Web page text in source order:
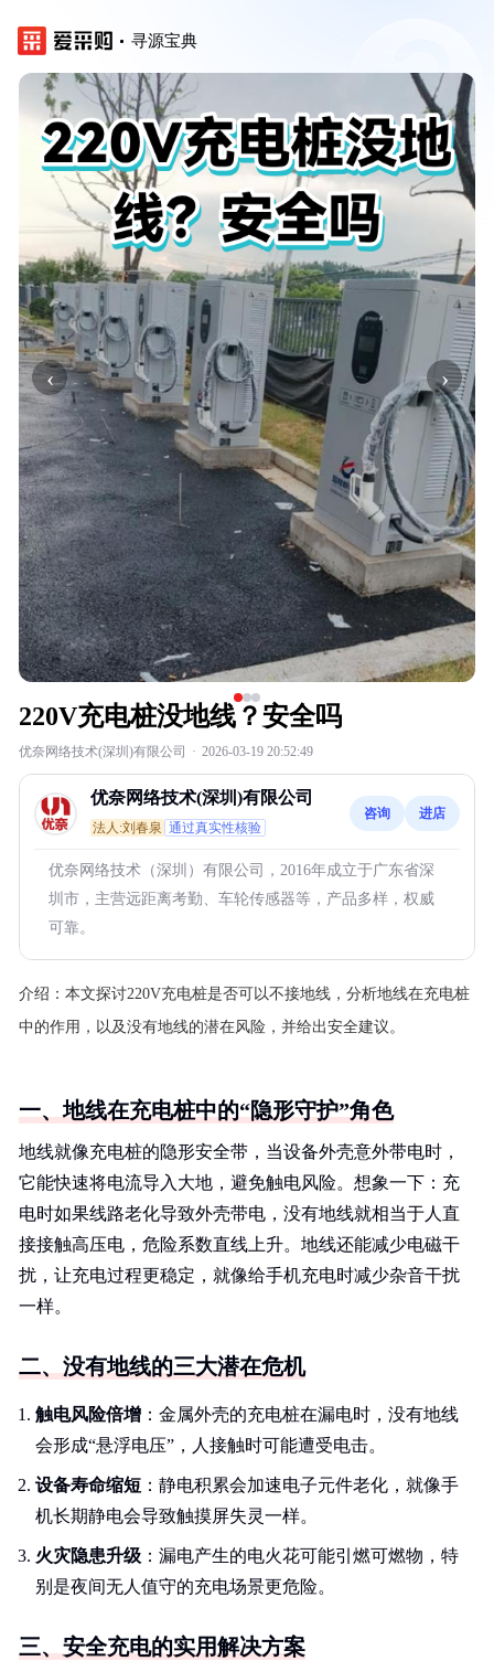
寻源宝典
‹ ›
220V充电桩没地线？安全吗
优奈网络技术(深圳)有限公司 · 2026-03-19 20:52:49
优奈网络技术(深圳)有限公司
法人:刘春泉 通过真实性核验
咨询 进店
优奈网络技术（深圳）有限公司，2016年成立于广东省深
圳市，主营远距离考勤、车轮传感器等，产品多样，权威
可靠。
介绍： 本文探讨220V充电桩是否可以不接地线，分析地线在充电桩
中的作用，以及没有地线的潜在风险，并给出安全建议。
一、地线在充电桩中的“隐形守护”角色
地线就像充电桩的隐形安全带，当设备外壳意外带电时，
它能快速将电流导入大地，避免触电风险。想象一下：充
电时如果线路老化导致外壳带电，没有地线就相当于人直
接接触高压电，危险系数直线上升。地线还能减少电磁干
扰，让充电过程更稳定，就像给手机充电时减少杂音干扰
一样。
二、没有地线的三大潜在危机
触电风险倍增 ：金属外壳的充电桩在漏电时，没有地线
会形成“悬浮电压”，人接触时可能遭受电击。
设备寿命缩短 ：静电积累会加速电子元件老化，就像手
机长期静电会导致触摸屏失灵一样。
火灾隐患升级 ：漏电产生的电火花可能引燃可燃物，特
别是夜间无人值守的充电场景更危险。
三、安全充电的实用解决方案